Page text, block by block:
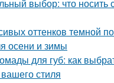
выбор: что носить
оттенков темной
осени и зимы
для губ: как
стиля